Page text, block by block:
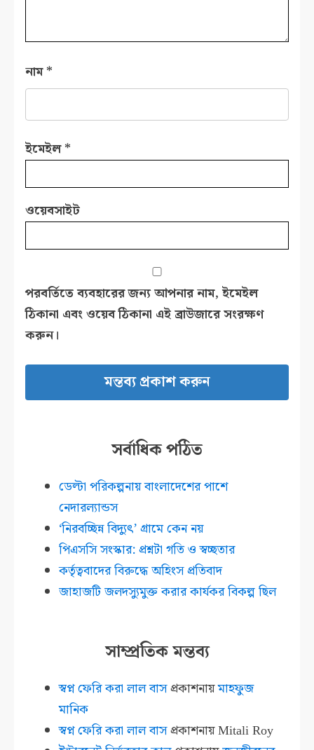
নাম*
ইমেইল*
ওয়েবসাইট
পরবর্তিতে ব্যবহারের জন্য আপনার নাম, ইমেইল
ঠিকানা এবং ওয়েব ঠিকানা এই ব্রাউজারে সংরক্ষণ
করুন।
সর্বাধিক পঠিত
ডেল্টা পরিকল্পনায় বাংলাদেশের পাশে
নেদারল্যান্ডস
‘নিরবচ্ছিন্ন বিদ্যুৎ’ গ্রামে কেন নয়
পিএসসি সংস্কার: প্রশ্নটা গতি ও স্বচ্ছতার
কর্তৃত্ববাদের বিরুদ্ধে অহিংস প্রতিবাদ
জাহাজটি জলদস্যুমুক্ত করার কার্যকর বিকল্প ছিল
সাম্প্রতিক মন্তব্য
স্বপ্ন ফেরি করা লাল বাসপ্রকাশনায়মাহফুজ
মানিক
স্বপ্ন ফেরি করা লাল বাসপ্রকাশনায়Mitali Roy